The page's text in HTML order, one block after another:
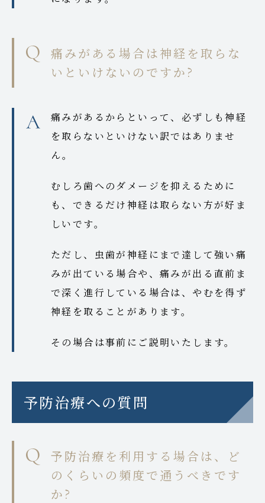
痛みがある場合は神経を取らな
いといけないのですか?
痛みがあるからといって、必ずしも神経
を取らないといけない訳ではありませ
ん。
むしろ歯へのダメージを抑えるために
も、できるだけ神経は取らない方が好ま
しいです。
ただし、虫歯が神経にまで達して強い痛
みが出ている場合や、痛みが出る直前ま
で深く進行している場合は、やむを得ず
神経を取ることがあります。
その場合は事前にご説明いたします。
予防治療への質問
予防治療を利用する場合は、ど
のくらいの頻度で通うべきです
か?